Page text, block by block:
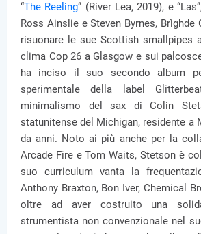
“The Reeling” (River Lea, 2019), e
Ross Ainslie e Steven Byrnes, Brìghde
risuonare le sue Scottish smallpipes
clima Cop 26 a Glasgow e sui
ha inciso il suo secondo album
sperimentale della label
minimalismo del sax di Colin
statunitense del Michigan, residente a
da anni. Noto ai più anche per la
Arcade Fire e Tom Waits, Stetson è
suo curriculum vanta la
Anthony Braxton, Bon Iver, Chemical
oltre ad aver costruito una
strumentista non convenzionale nel